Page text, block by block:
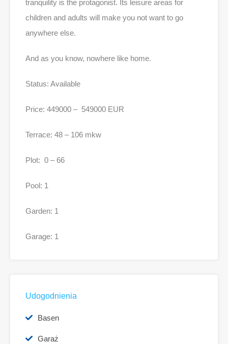
tranquility is the protagonist. Its leisure areas for
children and adults will make you not want to go
anywhere else.
And as you know, nowhere like home.
Status: Available
Price: 449000 – 549000 EUR
Terrace: 48 – 106 mkw
Plot: 0 – 66
Pool: 1
Garden: 1
Garage: 1
Udogodnienia
Basen
Garaż